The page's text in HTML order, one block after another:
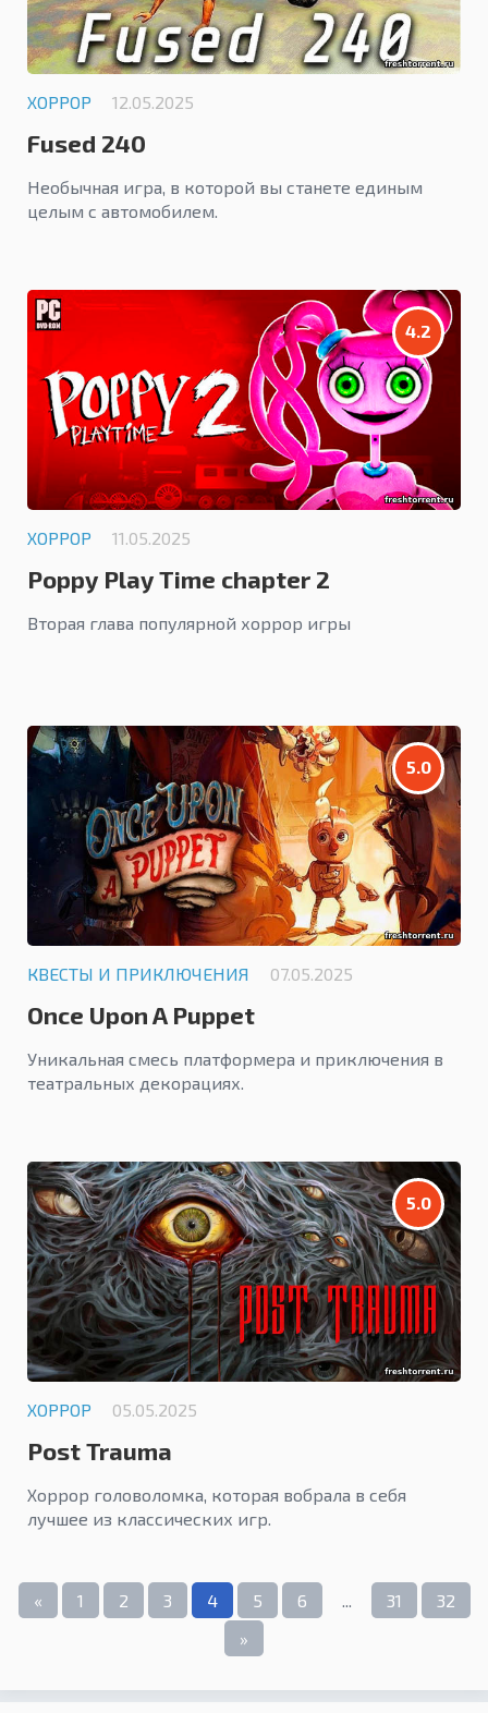
ХОРРОР 12.05.2025
Fused 240
Необычная игра, в которой вы станете единым
целым с автомобилем.
4.2
ХОРРОР 11.05.2025
Poppy Play Time chapter 2
Вторая глава популярной хоррор игры
5.0
КВЕСТЫ И ПРИКЛЮЧЕНИЯ 07.05.2025
Once Upon A Puppet
Уникальная смесь платформера и приключения в
театральных декорациях.
5.0
ХОРРОР 05.05.2025
Post Trauma
Хоррор головоломка, которая вобрала в себя
лучшее из классических игр.
« 1 2 3 4 5 6 ... 31
32
»